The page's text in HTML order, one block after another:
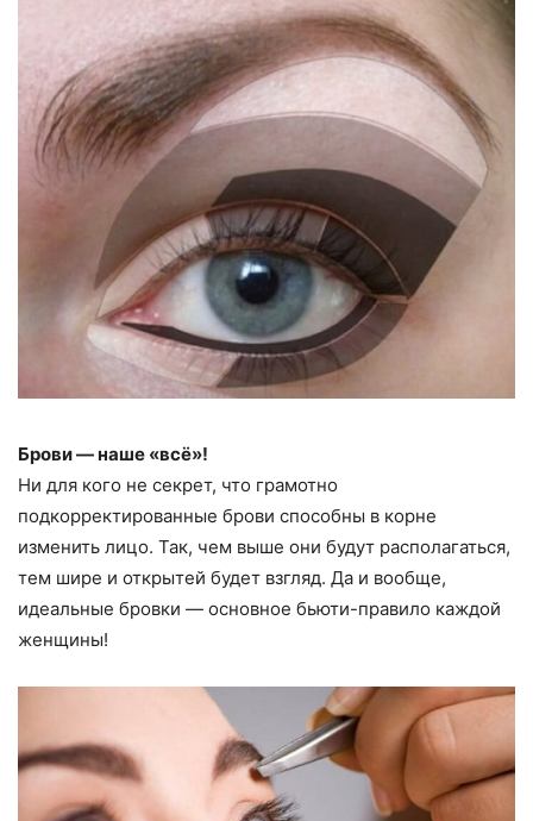
Брови — наше «всё»!
Ни для кого не секрет, что грамотно
подкорректированные брови способны в корне
изменить лицо. Так, чем выше они будут располагаться,
тем шире и открытей будет взгляд. Да и вообще,
идеальные бровки — основное бьюти-правило каждой
женщины!